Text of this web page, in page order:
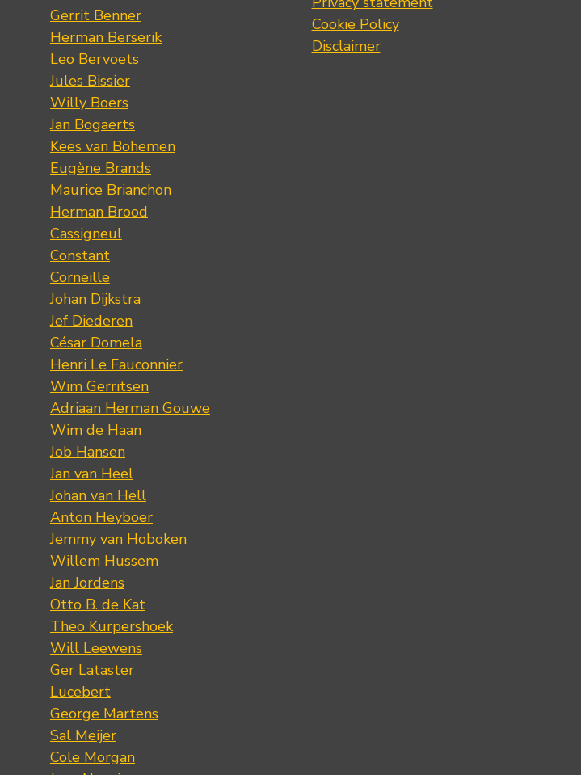
Gerrit Benner
Herman Berserik
Leo Bervoets
Jules Bissier
Willy Boers
Jan Bogaerts
Kees van Bohemen
Eugène Brands
Maurice Brianchon
Herman Brood
Cassigneul
Constant
Corneille
Johan Dijkstra
Jef Diederen
César Domela
Henri Le Fauconnier
Wim Gerritsen
Adriaan Herman Gouwe
Wim de Haan
Job Hansen
Jan van Heel
Johan van Hell
Anton Heyboer
Jemmy van Hoboken
Willem Hussem
Jan Jordens
Otto B. de Kat
Theo Kurpershoek
Will Leewens
Ger Lataster
Lucebert
George Martens
Sal Meijer
Cole Morgan
Cookie Policy
Disclaimer